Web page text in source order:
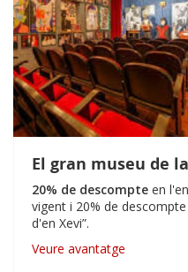
El gran museu de
20% de descompte en
vigent i 20% de
d'en Xevi”.
Veure avantatge